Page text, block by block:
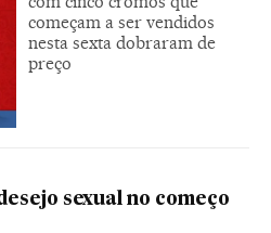
começam a ser vendidos
nesta sexta dobraram de
preço
sexual no começo